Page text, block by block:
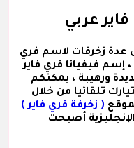
عربي
عدة زخرفات لاسم فري
،إسم فيفيانا فري فاير
ورهيبة ، يمكنكم
تلقائيا من خلال
( زخرفة فري فاير )
أصبحت